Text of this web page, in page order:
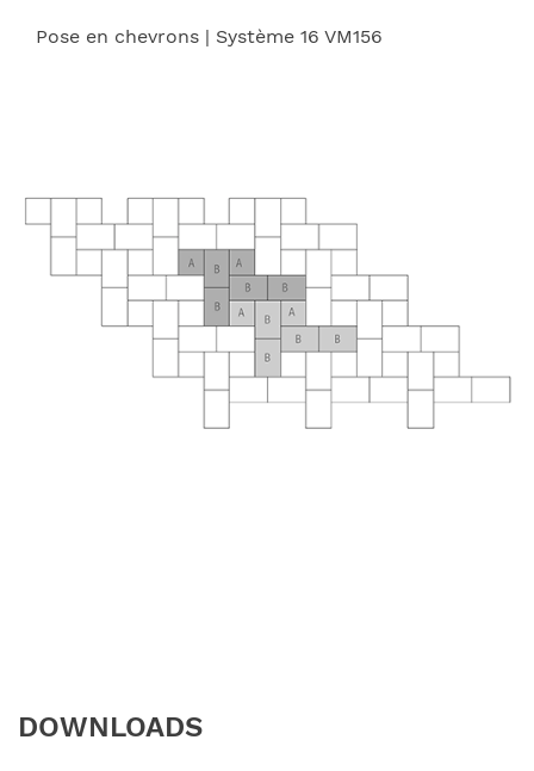
Pose en chevrons | Système 16 VM156
DOWNLOADS